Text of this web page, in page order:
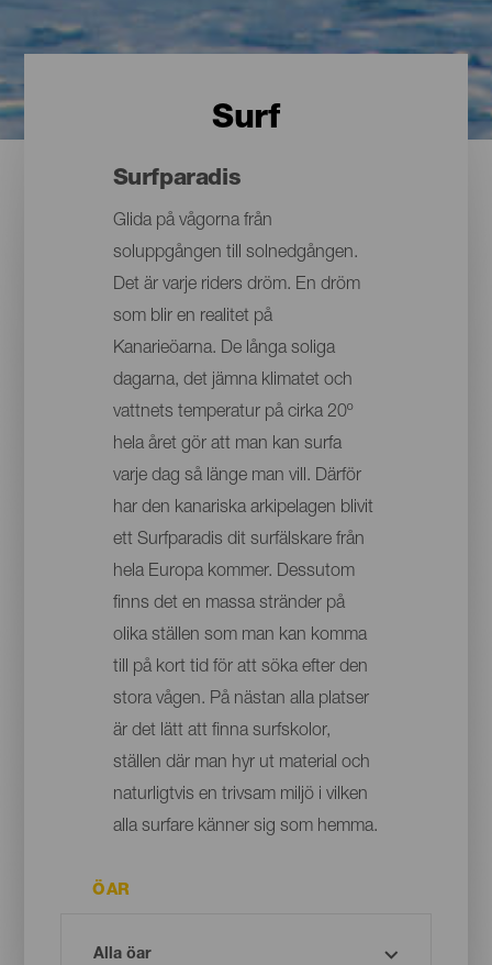
Surf
Surfparadis
Glida på vågorna från
soluppgången till solnedgången.
Det är varje riders dröm. En dröm
som blir en realitet på
Kanarieöarna. De långa soliga
dagarna, det jämna klimatet och
vattnets temperatur på cirka 20º
hela året gör att man kan surfa
varje dag så länge man vill. Därför
har den kanariska arkipelagen blivit
ett Surfparadis dit surfälskare från
hela Europa kommer. Dessutom
finns det en massa stränder på
olika ställen som man kan komma
till på kort tid för att söka efter den
stora vågen. På nästan alla platser
är det lätt att finna surfskolor,
ställen där man hyr ut material och
naturligtvis en trivsam miljö i vilken
alla surfare känner sig som hemma.
ÖAR